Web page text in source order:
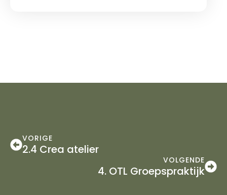
VORIGE
2.4 Crea atelier
VOLGENDE
4. OTL Groepspraktijk